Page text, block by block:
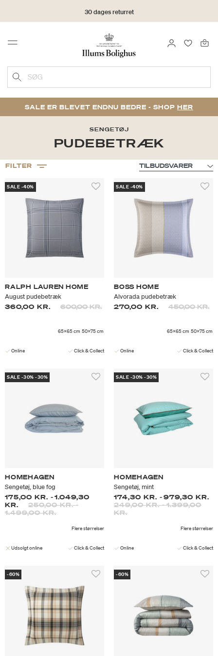
30 dages returret
Menu LOG IND
SØG
SALE ER BLEVET ENDNU BEDRE - SHOP HER
SENGETØJ
PUDEBETRÆK
FILTER
SALE -40%
RALPH LAUREN HOME
August pudebetræk
360,00 KR.
Prisen er nedsat fra
600,00 KR.til
65x65 cm 50x75 cm
Online Click & Collect
SALE -40%
BOSS HOME
Alvorada pudebetræk
270,00 KR.
Prisen er
450,00 KR.til
65x65 cm 50x75 cm
Online Click & Collect
SALE -30% -30%
HOMEHAGEN
Sengetøj, blue fog
175,00 KR. -1.049,30
KR.
250,00 KR.-
1.499,00 KR.
Flere størrelser
Udsolgt online Click & Collect
SALE -30% -30%
HOMEHAGEN
Sengetøj, mint
174,30 KR. -979,30 KR.
249,00 KR.-1.399,00
KR.
Flere størrelser
Online Click & Collect
-60% -60%